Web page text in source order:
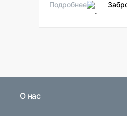
Подробнее
О нас